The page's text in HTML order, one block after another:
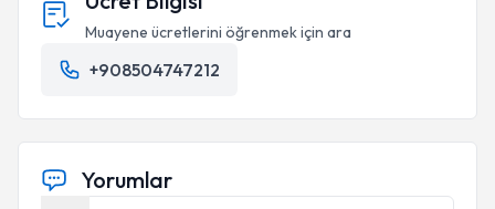
Muayene ücretlerini öğrenmek için ara
+908504747212
Yorumlar